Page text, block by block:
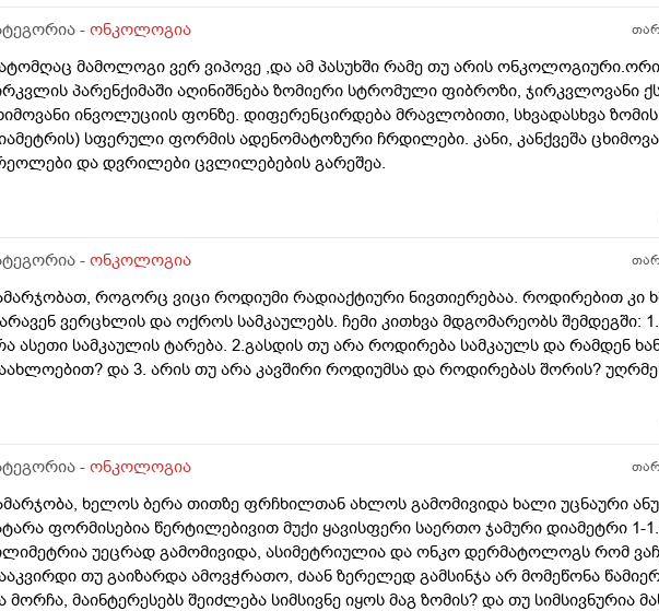
- ონკოლოგია
მამოლოგი ვერ ვიპოვე ,და ამ პასუხში რამე თუ არის
პარენქიმაში აღინიშნება ზომიერი სტრომული ფიბროზი, ჯირკვლოვანი
ინვოლუციის ფონზე. დიფერენცირდება მრავლობითი, სხვადასხვა ზომის
სფერული ფორმის ადენომატოზური ჩრდილები. კანი, კანქვეშა
და დვრილები ცვლილებების გარეშეა.
- ონკოლოგია
როგორც ვიცი როდიუმი რადიაქტიური ნივთიერებაა. როდირებით კი
ვერცხლის და ოქროს სამკაულებს. ჩემი კითხვა მდგომარეობს შემდეგში: 1.
ასეთი სამკაულის ტარება. 2.გასდის თუ არა როდირება სამკაულს და რამდენ
და 3. არის თუ არა კავშირი როდიუმსა და როდირებას შორის?
- ონკოლოგია
ხელოს ბერა თითზე ფრჩხილთან ახლოს გამომივიდა ხალი უცნაური
ფორმისებია წერტილებივით მუქი ყავისფერი საერთო ჯამური დიამეტრი 1-
უეცრად გამომივიდა, ასიმეტრიულია და ონკო დერმატოლოგს რომ
თუ გაიზარდა ამოვჭრათო, ძაან ზერელედ გამსინჯა არ მომეწონა
მორჩა, მაინტერესებს შეიძლება სიმსივნე იყოს მაგ ზომის? და თუ სიმსივნურია